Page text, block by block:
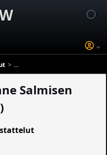
Tero Niemen ja Anne Salmisen
Salmisen